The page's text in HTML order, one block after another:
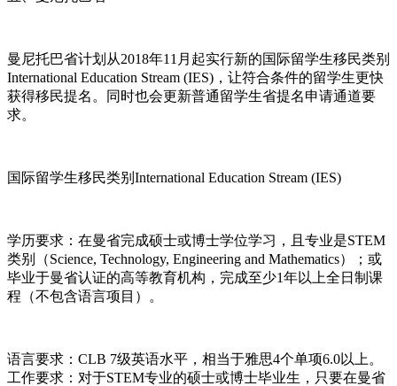
曼尼托巴省计划从2018年11月起实行新的国际留学生移民类别
International Education Stream (IES)，让符合条件的留学生更快
获得移民提名。同时也会更新普通留学生省提名申请通道要
求。
国际留学生移民类别International Education Stream (IES)
学历要求：在曼省完成硕士或博士学位学习，且专业是STEM
类别（Science, Technology, Engineering and Mathematics）；或
毕业于曼省认证的高等教育机构，完成至少1年以上全日制课
程（不包含语言项目）。
语言要求：CLB 7级英语水平，相当于雅思4个单项6.0以上。
工作要求：对于STEM专业的硕士或博士毕业生，只要在曼省